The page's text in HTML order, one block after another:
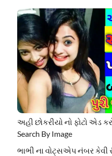
અહી છોકરીયો નો ફોટો એડ
Search By Image
ભાભી ના વોટ્સએપ નંબર કેવી